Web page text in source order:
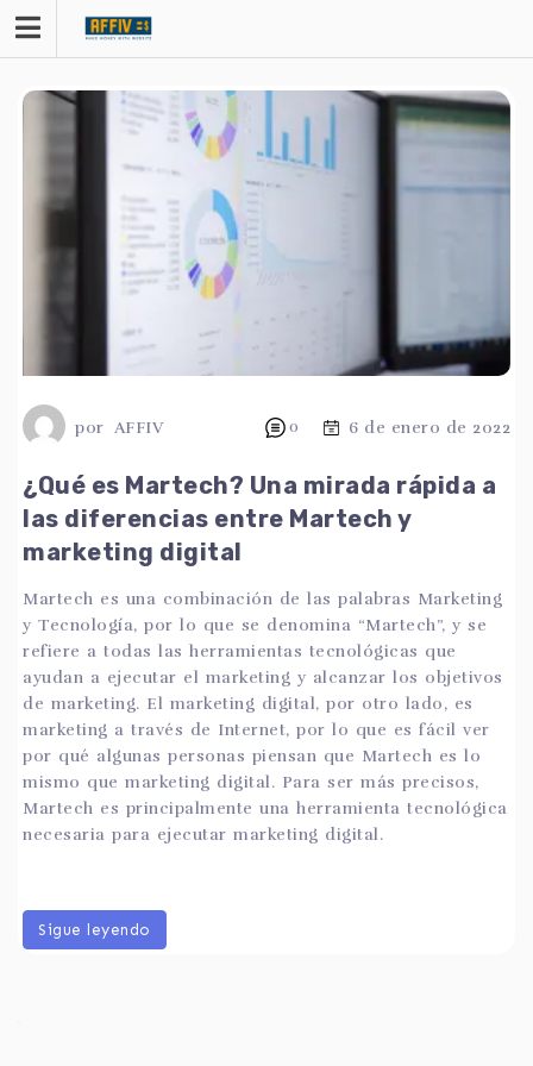
saltar
contenido
por AFFIV 0 6 de enero de 2022
¿Qué es Martech? Una mirada rápida a
las diferencias entre Martech y
marketing digital
Martech es una combinación de las palabras Marketing
y Tecnología, por lo que se denomina “Martech”, y se
refiere a todas las herramientas tecnológicas que
ayudan a ejecutar el marketing y alcanzar los objetivos
de marketing. El marketing digital, por otro lado, es
marketing a través de Internet, por lo que es fácil ver
por qué algunas personas piensan que Martech es lo
mismo que marketing digital. Para ser más precisos,
Martech es principalmente una herramienta tecnológica
necesaria para ejecutar marketing digital.
Sigue leyendo